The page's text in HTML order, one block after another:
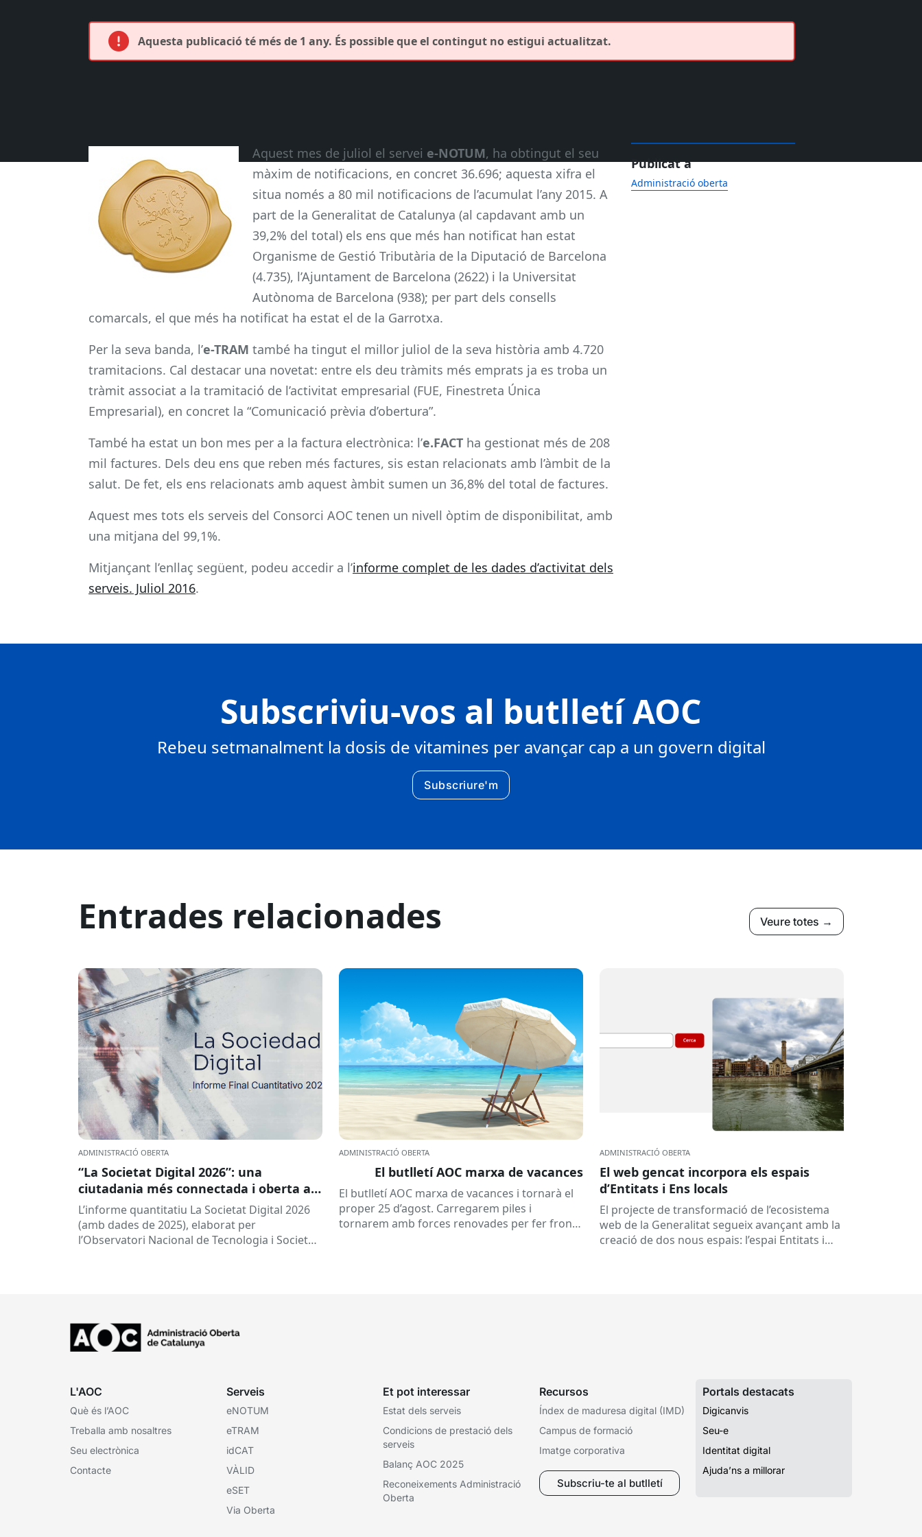
Aquesta publicació té més de 1 any. És possible que el contingut no estigui actualitzat.
Aquest mes de juliol el servei e-NOTUM, ha obtingut el seu
màxim de notificacions, en concret 36.696; aquesta xifra el
situa només a 80 mil notificacions de l’acumulat l’any 2015. A
part de la Generalitat de Catalunya (al capdavant amb un
39,2% del total) els ens que més han notificat han estat
Organisme de Gestió Tributària de la Diputació de Barcelona
(4.735), l’Ajuntament de Barcelona (2622) i la Universitat
Autònoma de Barcelona (938); per part dels consells
comarcals, el que més ha notificat ha estat el de la Garrotxa.
Per la seva banda, l’e-TRAM també ha tingut el millor juliol de la seva història amb 4.720
tramitacions. Cal destacar una novetat: entre els deu tràmits més emprats ja es troba un
tràmit associat a la tramitació de l’activitat empresarial (FUE, Finestreta Única
Empresarial), en concret la “Comunicació prèvia d’obertura”.
També ha estat un bon mes per a la factura electrònica: l’e.FACT ha gestionat més de 208
mil factures. Dels deu ens que reben més factures, sis estan relacionats amb l’àmbit de la
salut. De fet, els ens relacionats amb aquest àmbit sumen un 36,8% del total de factures.
Aquest mes tots els serveis del Consorci AOC tenen un nivell òptim de disponibilitat, amb
una mitjana del 99,1%.
Mitjançant l’enllaç següent, podeu accedir a l’informe complet de les dades d’activitat dels
serveis. Juliol 2016.
Publicat a
Administració oberta
Subscriviu-vos al butlletí AOC
Rebeu setmanalment la dosis de vitamines per avançar cap a un govern digital
Subscriure'm
Entrades relacionades Veure totes →
ADMINISTRACIÓ OBERTA
“La Societat Digital 2026”: una
ciutadania més connectada i oberta a
la intel·ligència artificial
L’informe quantitatiu La Societat Digital 2026
(amb dades de 2025), elaborat per
l’Observatori Nacional de Tecnologia i Societat
ADMINISTRACIÓ OBERTA
El butlletí AOC marxa de vacances
El butlletí AOC marxa de vacances i tornarà el
proper 25 d’agost. Carregarem piles i
tornarem amb forces renovades per fer front
ADMINISTRACIÓ OBERTA
El web gencat incorpora els espais
d’Entitats i Ens locals
El projecte de transformació de l’ecosistema
web de la Generalitat segueix avançant amb la
creació de dos nous espais: l’espai Entitats i
L'AOC
Què és l’AOC
Treballa amb nosaltres
Seu electrònica
Contacte
Serveis
eNOTUM
eTRAM
idCAT
VÀLID
eSET
Via Oberta
Et pot interessar
Estat dels serveis
Condicions de prestació dels
serveis
Balanç AOC 2025
Reconeixements Administració
Oberta
Recursos
Índex de maduresa digital (IMD)
Campus de formació
Imatge corporativa
Subscriu-te al butlletí
Portals destacats
Digicanvis
Seu-e
Identitat digital
Ajuda’ns a millorar